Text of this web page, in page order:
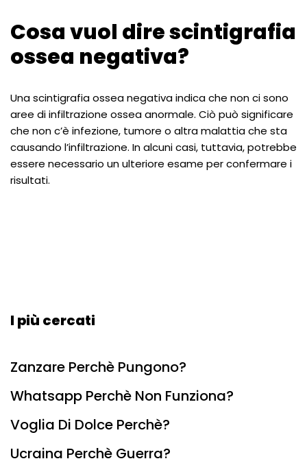
Cosa vuol dire scintigrafia
ossea negativa?
Una scintigrafia ossea negativa indica che non ci sono
aree di infiltrazione ossea anormale. Ciò può significare
che non c’è infezione, tumore o altra malattia che sta
causando l’infiltrazione. In alcuni casi, tuttavia, potrebbe
essere necessario un ulteriore esame per confermare i
risultati.
I più cercati
Zanzare Perchè Pungono?
Whatsapp Perchè Non Funziona?
Voglia Di Dolce Perchè?
Ucraina Perchè Guerra?